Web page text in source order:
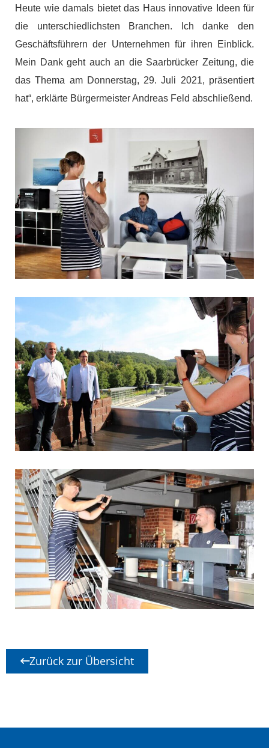
Heute wie damals bietet das Haus innovative Ideen für
die unterschiedlichsten Branchen. Ich danke den
Geschäftsführern der Unternehmen für ihren Einblick.
Mein Dank geht auch an die Saarbrücker Zeitung, die
das Thema am Donnerstag, 29. Juli 2021, präsentiert
hat“, erklärte Bürgermeister Andreas Feld abschließend.
Zurück zur Übersicht